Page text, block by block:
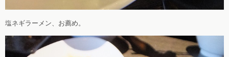
塩ネギラーメン、お薦め。